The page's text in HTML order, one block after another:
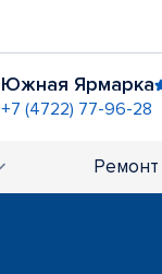
Южная Ярмарка
+7 (4722) 77-96-28
Ремонт